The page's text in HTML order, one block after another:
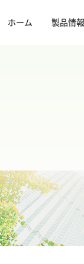
ホーム 製品情報